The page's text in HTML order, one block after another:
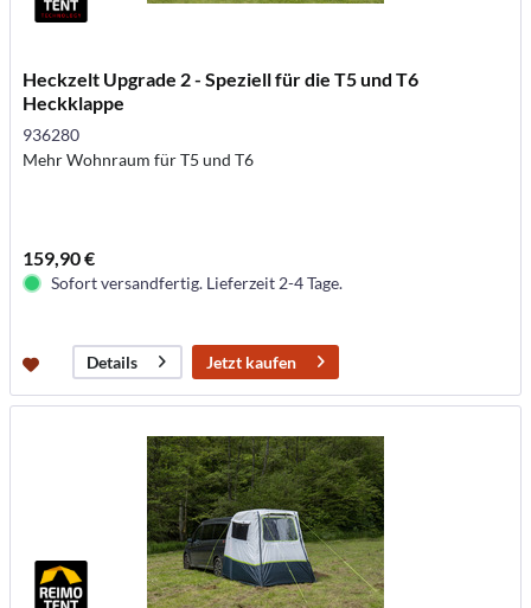
Heckzelt Upgrade 2 - Speziell für die T5 und T6
Heckklappe
936280
Mehr Wohnraum für T5 und T6
159,90 €
Sofort versandfertig. Lieferzeit 2-4 Tage.
Details Jetzt kaufen